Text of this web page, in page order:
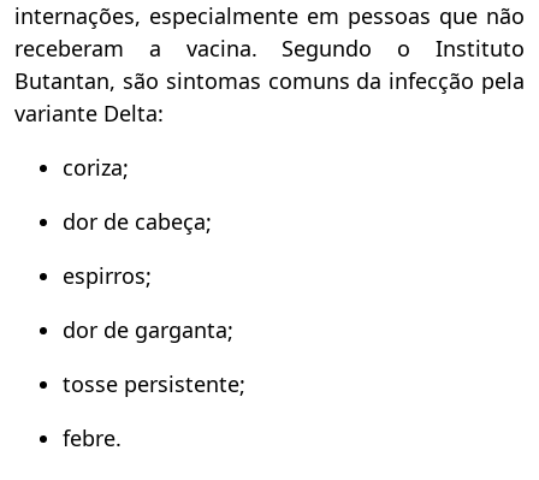
internações, especialmente em pessoas que não
receberam a vacina. Segundo o Instituto
Butantan, são sintomas comuns da infecção pela
variante Delta:
coriza;
dor de cabeça;
espirros;
dor de garganta;
tosse persistente;
febre.